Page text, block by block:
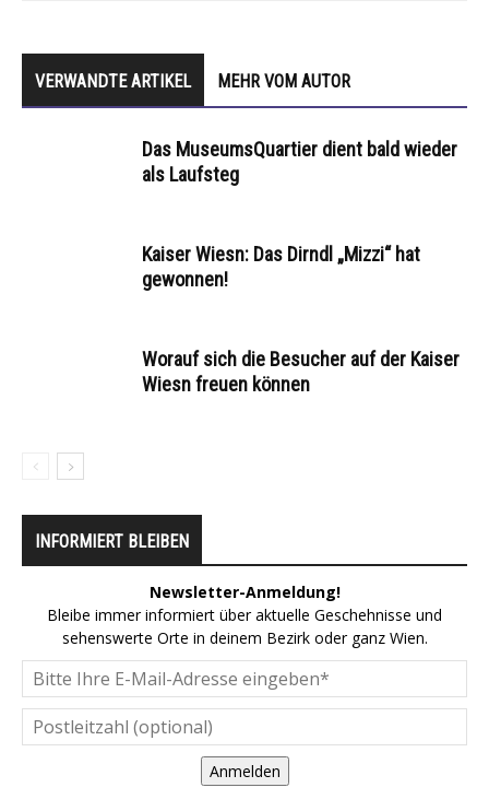
VERWANDTE ARTIKEL MEHR VOM AUTOR
Das MuseumsQuartier dient bald wieder
als Laufsteg
Kaiser Wiesn: Das Dirndl „Mizzi“ hat
gewonnen!
Worauf sich die Besucher auf der Kaiser
Wiesn freuen können
INFORMIERT BLEIBEN
Newsletter-Anmeldung!
Bleibe immer informiert über aktuelle Geschehnisse und
sehenswerte Orte in deinem Bezirk oder ganz Wien.
Anmelden